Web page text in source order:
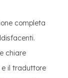
completa
chiare
e il traduttore